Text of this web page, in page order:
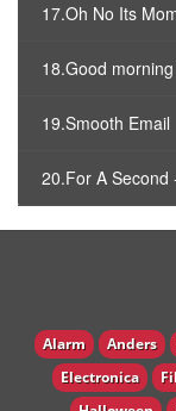
17.Oh No Its
18.Good
19.Smooth Email
20.For A Second
Alarm Anders
Electronica